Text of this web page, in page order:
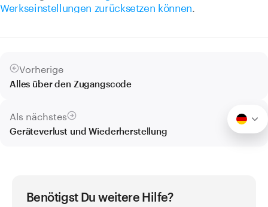
Werkseinstellungen zurücksetzen können
Vorherige
Alles über den Zugangscode
Als nächstes
Geräteverlust und Wiederherstellung
Benötigst Du weitere Hilfe?